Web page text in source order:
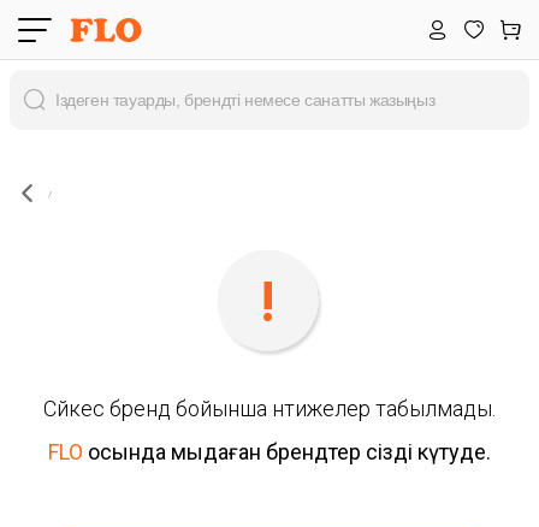
Сәйкес бренд бойынша нәтижелер табылмады.
FLO осында мыңдаған брендтер сізді күтуде.